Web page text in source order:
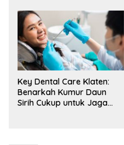
Key Dental Care Klaten:
Benarkah Kumur Daun
Sirih Cukup untuk Jaga